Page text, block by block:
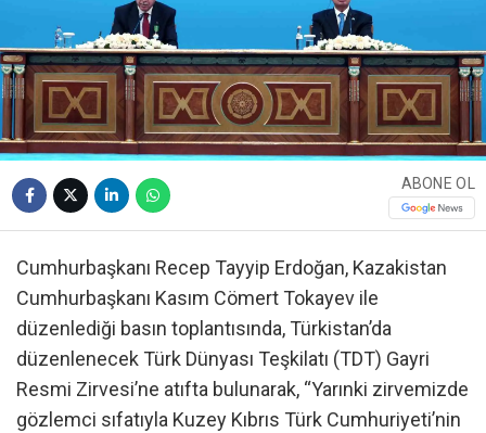
ABONE OL
Cumhurbaşkanı Recep Tayyip Erdoğan, Kazakistan
Cumhurbaşkanı Kasım Cömert Tokayev ile
düzenlediği basın toplantısında, Türkistan’da
düzenlenecek Türk Dünyası Teşkilatı (TDT) Gayri
Resmi Zirvesi’ne atıfta bulunarak, “Yarınki zirvemizde
gözlemci sıfatıyla Kuzey Kıbrıs Türk Cumhuriyeti’nin